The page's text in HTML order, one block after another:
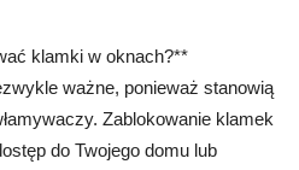
klamki w oknach?**
ważne, ponieważ stanowią
Zablokowanie klamek
do Twojego domu lub